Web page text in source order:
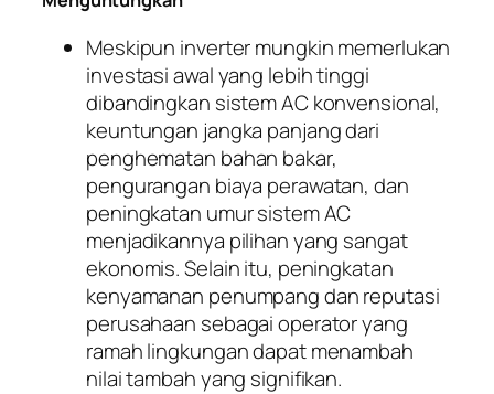
Meskipun inverter mungkin memerlukan
investasi awal yang lebih tinggi
dibandingkan sistem AC konvensional,
keuntungan jangka panjang dari
penghematan bahan bakar,
pengurangan biaya perawatan, dan
peningkatan umur sistem AC
menjadikannya pilihan yang sangat
ekonomis. Selain itu, peningkatan
kenyamanan penumpang dan reputasi
perusahaan sebagai operator yang
ramah lingkungan dapat menambah
nilai tambah yang signifikan.